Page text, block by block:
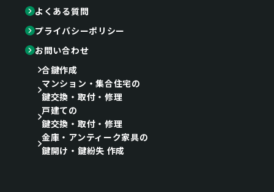
よくある質問
プライバシーポリシー
お問い合わせ
合鍵作成
マンション・集合住宅の
鍵交換・取付・修理
戸建ての
鍵交換・取付・修理
金庫・アンティーク家具の
鍵開け・鍵紛失 作成